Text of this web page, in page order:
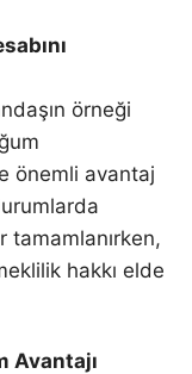
örneği
önemli avantaj
tamamlanırken,
hakkı elde
Avantajı